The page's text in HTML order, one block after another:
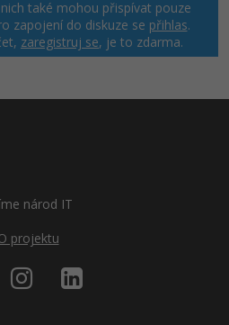
také mohou přispívat pouze
zapojení do diskuze se přihlas.
zaregistruj se, je to zdarma.
národ IT
projektu